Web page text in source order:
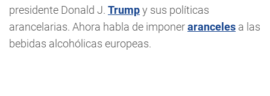
presidente Donald J. Trumpy sus políticas
arancelarias. Ahora habla de imponeraranceles a las
bebidas alcohólicas europeas.